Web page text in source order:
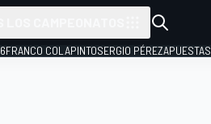
FRANCO COLAPINTOSERGIO PÉREZAPUESTAS